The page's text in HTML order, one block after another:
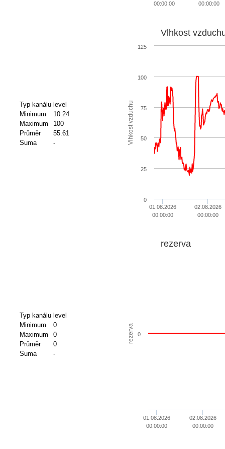
00:00:00 00:00:00
Typ kanálu level
Minimum
10.24
Maximum
100
Průměr
55.61
Suma
- Vlhkost vzduchu
Vlhkost
01.08.2026
00:00:00
02.08.2026
00:00:00
0
100
25
50
75
125
Typ kanálu level
Minimum
0
Maximum
0
Průměr
0
Suma
-
rezerva
rezerva
01.08.2026
00:00:00
02.08.2026
00:00:00
0